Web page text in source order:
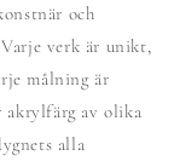
och
verk är unikt,
målning är
akrylfärg av olika
alla